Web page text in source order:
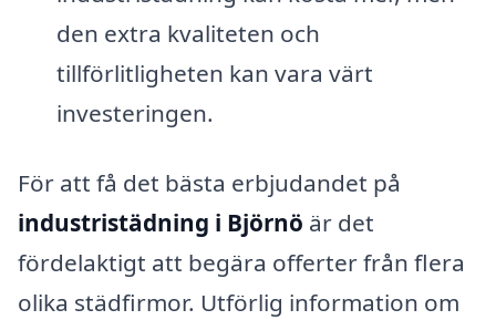
den extra kvaliteten och
tillförlitligheten kan vara värt
investeringen.
För att få det bästa erbjudandet på
industristädning i Björnö är det
fördelaktigt att begära offerter från flera
olika städfirmor. Utförlig information om